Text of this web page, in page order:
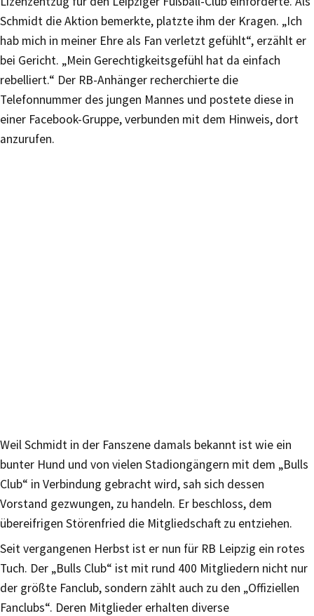
Schmidt die Aktion bemerkte, platzte ihm der Kragen. „Ich
hab mich in meiner Ehre als Fan verletzt gefühlt“, erzählt er
bei Gericht. „Mein Gerechtigkeitsgefühl hat da einfach
rebelliert.“ Der RB-Anhänger recherchierte die
Telefonnummer des jungen Mannes und postete diese in
einer Facebook-Gruppe, verbunden mit dem Hinweis, dort
anzurufen.
Weil Schmidt in der Fanszene damals bekannt ist wie ein
bunter Hund und von vielen Stadiongängern mit dem „Bulls
Club“ in Verbindung gebracht wird, sah sich dessen
Vorstand gezwungen, zu handeln. Er beschloss, dem
übereifrigen Störenfried die Mitgliedschaft zu entziehen.
Seit vergangenen Herbst ist er nun für RB Leipzig ein rotes
Tuch. Der „Bulls Club“ ist mit rund 400 Mitgliedern nicht nur
der größte Fanclub, sondern zählt auch zu den „Offiziellen
Fanclubs“. Deren Mitglieder erhalten diverse